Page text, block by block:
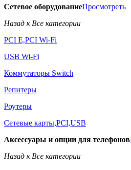
Сетевое оборудованиеПросмотреть
Назад к Все категории
PCI E,PCI Wi-Fi
USB Wi-Fi
Коммутаторы Switch
Репитеры
Роутеры
Сетевые карты,PCI,USB
Аксессуары и опции для телефонов
Назад к Все категории